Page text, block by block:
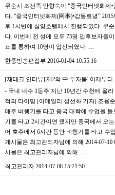
무순시 조선족 안향숙이 “중국인터넷화제
다. “중국인터넷화제(网事)•감동료녕”
후 1시반에 심양호텔에서 진행되였다. 무
다. 이번에 전 성에 모두 75명 입후보자들
표를 통하여 10명이 입선되였다. …
한중방송편집부 2016-01-04 10:55:16
[재테크 인터뷰]'제2의 中 투자붐' 이제부터
- 국내 내수 1등주 지난 10년간 수천배 올
적의 타이밍 [이데일리 성선화 기자] 조용
매주 비행기를 타고 중국 대학에 수업을
기를 타고 2시간이면 됐지만 중국에서 오
어 호주에서 6시간 동안 비행기를 타고 수
게시물은 최고관리자님에 의해 2014-07-
시물은 최고관리자님에 의해 …
최고관리자 2014-07-08 15:21:50